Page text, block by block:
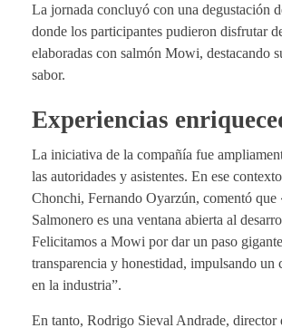
La jornada concluyó con una degustación
donde los participantes pudieron disfrutar
elaboradas con salmón Mowi, destacando
sabor.
Experiencias
La iniciativa de la compañía fue
las autoridades y asistentes. En ese
Chonchi, Fernando Oyarzún, comentó que
Salmonero es una ventana abierta al
Felicitamos a Mowi por dar un paso
transparencia y honestidad, impulsando un
en la industria”.
En tanto, Rodrigo Sieval Andrade, director